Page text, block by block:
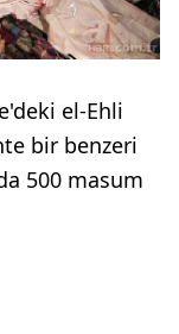
el-Ehli
bir benzeri
500 masum